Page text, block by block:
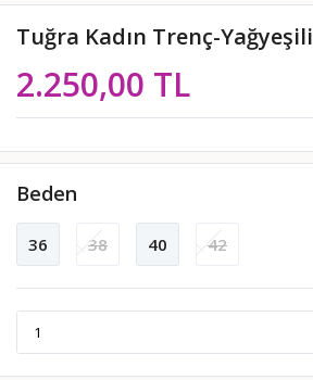
Tuğra Kadın Trenç-Yağyeşili
2.250,00 TL
Beden
36 38 40 42